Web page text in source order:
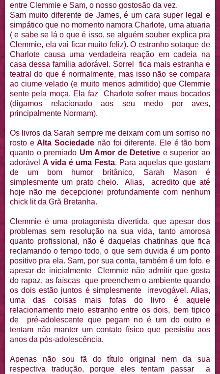
entre Clemmie e Sam, o nosso gostosão da vez.
Sam muito diferente de James, é um cara super legal e
simpático que no momento namora Charlote, uma atuaria
( e sabe se lá o que é isso, se alguém souber explica pra
Clemmie, ela vai ficar muito feliz). O estranho sotaque de
Charlote causa uma verdadeira reação em cadeia na
casa dessa família adorável. Sorrel fica mais estranha e
teatral do que é normalmente, mas isso não se compara
ao ciume velado (e muito menos admitido) que Clemmie
sente pela moça. Ela faz Charlote sofrer maus bocados
(digamos relacionado aos seu medo por aves,
principalmente Normam).
Os livros da Sarah sempre me deixam com um sorriso no
rosto eAlta Sociedade não foi diferente. Ele é tão bom
quanto o premiado Um Amor de Detetive e superior ao
adorável A vida é uma Festa. Para aquelas que gostam
de um bom humor britânico, Sarah Mason é
simplesmente um prato cheio. Alias, acredito que até
hoje não me decepcionei profundamente com nenhum
chick lit da Grã Bretanha.
Clemmie é uma protagonista divertida, que apesar dos
problemas sem resolução na sua vida, tanto amorosa
quanto profissional, não é daquelas chatinhas que fica
reclamando o tempo todo, o que sem duvida é um ponto
positivo pra ela. Sam, por sua conta, também é um fofo, e
apesar de inicialmente Clemmie não admitir que gosta
do rapaz, as faíscas que preenchem o ambiente quando
os dois estão juntos é simplesmente irrevogável. Alias,
uma das coisas mais fofas do livro é aquele
relacionamento meio estranho entre os dois, bem tipico
de pré-adolescente que pegam no é um do outro e
tentam não manter um contato físico que persistiu aos
anos da pós-adolescência.
Apenas não sou fã do título original nem da sua
respectiva tradução, porque eles tentam passar a